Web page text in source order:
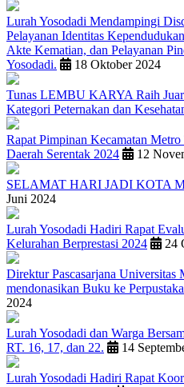
Lurah Yosodadi Mendampingi
Pelayanan Identitas
Akte Kematian, dan Pelayanan
Yosodadi.
18 Oktober 2024
Tunas LEMBU KARYA Raih
Kategori Peternakan dan
Rapat Pimpinan Kecamatan
Daerah Serentak 2024
12
SELAMAT HARI JADI KOTA
Juni 2024
Lurah Yosodadi Hadiri Rapat
Kelurahan Berprestasi 2024
24
Direktur Pascasarjana Universitas
mendonasikan Buku ke
2024
Lurah Yosodadi dan Warga
RT. 16, 17, dan 22.
14
Lurah Yosodadi Hadiri Rapat